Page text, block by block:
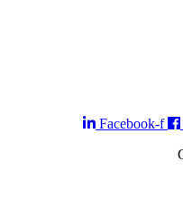
Facebook-f